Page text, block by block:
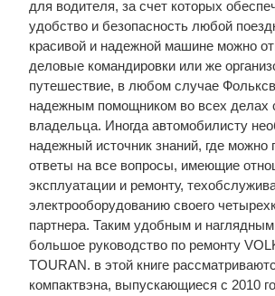
для водителя, за счет которых
удобство и безопасность любой
красивой и надежной машине можно
деловые командировки или же
путешествие, в любом случае
надежным помощником во всех делах
владельца. Иногда автомобилисту
надежный источник знаний, где можно
ответы на все вопросы, имеющие
эксплуатации и ремонту,
электрооборудованию своего
партнера. Таким удобным и наглядным
большое руководство по ремонту
TOURAN. в этой книге
компактвэна, выпускающиеся с 2010